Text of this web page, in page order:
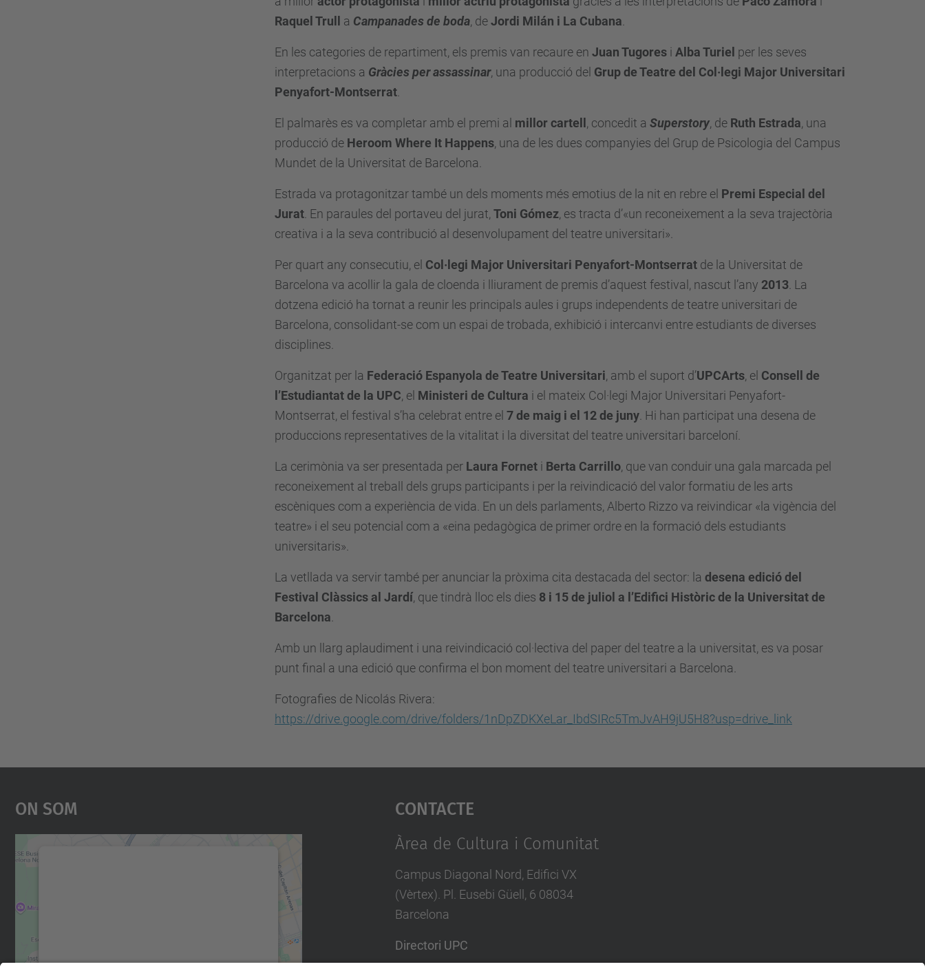
Raquel Trull
a Campanades de boda, deJordi Milán i La Cubana
En les categories de repartiment, els premis van recaure en Juan Tugores i Alba Turiel per les seves
interpretacions a Gràcies per assassinar, una producció del Grup de Teatre del Col·legi Major Universitari
Penyafort-Montserrat
El palmarès es va completar amb el premi al millor cartell , concedit a Superstory, de Ruth Estrada, una
producció de Heroom Where It Happens, una de les dues companyies del Grup de Psicologia del Campus
Mundet de la Universitat de Barcelona.
Estrada va protagonitzar també un dels moments més emotius de la nit en rebre el Premi Especial del
Jurat . En paraules del portaveu del jurat, Toni Gómez, es tracta d’«un reconeixement a la seva trajectòria
creativa i a la seva contribució al desenvolupament del teatre universitari».
Per quart any consecutiu, el Col·legi Major Universitari Penyafort-Montserrat de la Universitat de
Barcelona va acollir la gala de cloenda i lliurament de premis d’aquest festival, nascut l’any 2013 . La
dotzena edició ha tornat a reunir les principals aules i grups independents de teatre universitari de
Barcelona, consolidant-se com un espai de trobada, exhibició i intercanvi entre estudiants de diverses
disciplines.
Organitzat per la Federació Espanyola de Teatre Universitari, amb el suport d’UPCArts, el Consell de
l’Estudiantat de la UPC, el Ministeri de Cultura i el mateix Col·legi Major Universitari Penyafort-
Montserrat, el festival s’ha celebrat entre el 7 de maig i el 12 de juny . Hi han participat una desena de
produccions representatives de la vitalitat i la diversitat del teatre universitari barceloní.
La cerimònia va ser presentada per Laura Fornet i Berta Carrillo, que van conduir una gala marcada pel
reconeixement al treball dels grups participants i per la reivindicació del valor formatiu de les arts
escèniques com a experiència de vida. En un dels parlaments, Alberto Rizzo va reivindicar «la vigència del
teatre» i el seu potencial com a «eina pedagògica de primer ordre en la formació dels estudiants
universitaris».
La vetllada va servir també per anunciar la pròxima cita destacada del sector: la desena edició del
Festival Clàssics al Jardí, que tindrà lloc els dies 8 i 15 de juliol a l’Edifici Històric de la Universitat de
Barcelona
Amb un llarg aplaudiment i una reivindicació col·lectiva del paper del teatre a la universitat, es va posar
punt final a una edició que confirma el bon moment del teatre universitari a Barcelona.
Fotografies de Nicolás Rivera:
https://drive.google.com/drive/folders/1nDpZDKXeLar_IbdSIRc5TmJvAH9jU5H8?usp=drive_link
On Som Contacte
Àrea de Cultura i Comunitat
Campus Diagonal Nord, Edifici VX
(Vèrtex). Pl. Eusebi Güell, 6 08034
Barcelona
Directori UPC